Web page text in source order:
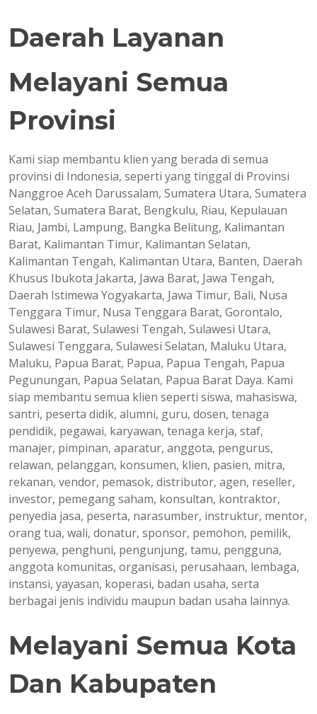
Daerah Layanan
Melayani Semua
Provinsi
Kami siap membantu klien yang berada di semua
provinsi di Indonesia, seperti yang tinggal di Provinsi
Nanggroe Aceh Darussalam, Sumatera Utara, Sumatera
Selatan, Sumatera Barat, Bengkulu, Riau, Kepulauan
Riau, Jambi, Lampung, Bangka Belitung, Kalimantan
Barat, Kalimantan Timur, Kalimantan Selatan,
Kalimantan Tengah, Kalimantan Utara, Banten, Daerah
Khusus Ibukota Jakarta, Jawa Barat, Jawa Tengah,
Daerah Istimewa Yogyakarta, Jawa Timur, Bali, Nusa
Tenggara Timur, Nusa Tenggara Barat, Gorontalo,
Sulawesi Barat, Sulawesi Tengah, Sulawesi Utara,
Sulawesi Tenggara, Sulawesi Selatan, Maluku Utara,
Maluku, Papua Barat, Papua, Papua Tengah, Papua
Pegunungan, Papua Selatan, Papua Barat Daya. Kami
siap membantu semua klien seperti siswa, mahasiswa,
santri, peserta didik, alumni, guru, dosen, tenaga
pendidik, pegawai, karyawan, tenaga kerja, staf,
manajer, pimpinan, aparatur, anggota, pengurus,
relawan, pelanggan, konsumen, klien, pasien, mitra,
rekanan, vendor, pemasok, distributor, agen, reseller,
investor, pemegang saham, konsultan, kontraktor,
penyedia jasa, peserta, narasumber, instruktur, mentor,
orang tua, wali, donatur, sponsor, pemohon, pemilik,
penyewa, penghuni, pengunjung, tamu, pengguna,
anggota komunitas, organisasi, perusahaan, lembaga,
instansi, yayasan, koperasi, badan usaha, serta
berbagai jenis individu maupun badan usaha lainnya.
Melayani Semua Kota
Dan Kabupaten